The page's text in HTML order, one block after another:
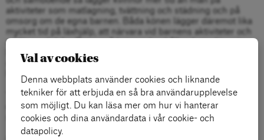
aktiviteter som matlagning, tvättning och städning och på
omsorg om de egna barnen. Båda könen lägger däremot lika
mycket tid på läxhjälp, att närvara vid barnens aktiviteter och
att läsa och leka. Det område inom hushållsarbete där män
lägger mer tid än kvinnor är underhåll av fordon samt
underhåll och reparation av bostaden, och att hantera
hushållets ekonomi.
Trots att undersökningen visar att kvinnor och män lägger
olika mycket tid på hem- och omsorgsarbete och på olika
sysslor, är Sverige ett av världens mest jämställda länder.
Val av cookies
Denna webbplats använder cookies och liknande
tekniker för att erbjuda en så bra användarupplevelse
som möjligt. Du kan läsa mer om hur vi hanterar
cookies och dina användardata i vår cookie- och
datapolicy.